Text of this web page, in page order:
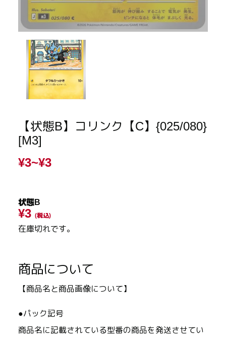
【状態B】コリンク【C】{025/080}
[M3]
¥3~¥3
状態B
¥3 (税込)
在庫切れです。
商品について
【商品名と商品画像について】
●パック記号
商品名に記載されている型番の商品を発送させてい